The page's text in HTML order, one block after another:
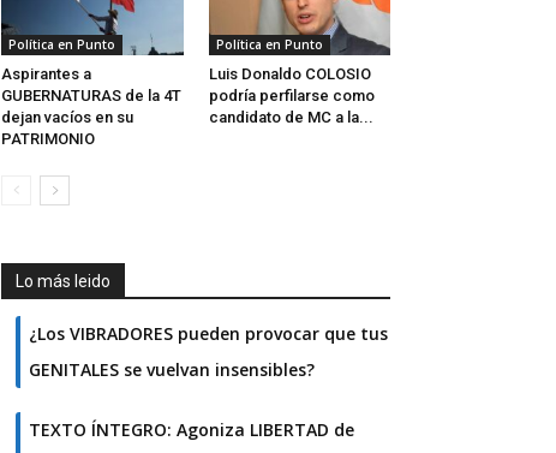
Política en Punto
Aspirantes a
GUBERNATURAS de la 4T
dejan vacíos en su
PATRIMONIO
Política en Punto
Luis Donaldo COLOSIO
podría perfilarse como
candidato de MC a la...
Lo más leido
¿Los VIBRADORES pueden provocar que tus
GENITALES se vuelvan insensibles?
TEXTO ÍNTEGRO: Agoniza LIBERTAD de